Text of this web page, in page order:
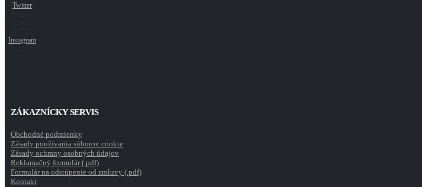
Twitter
Instagram
ZÁKAZNÍCKY SERVIS
Obchodné podmienky
Zásady používania súborov cookie
Zásady ochrany osobných údajov
Reklamačný formulár (.pdf)
Formulár na odstúpenie od zmluvy (.pdf)
Kontakt